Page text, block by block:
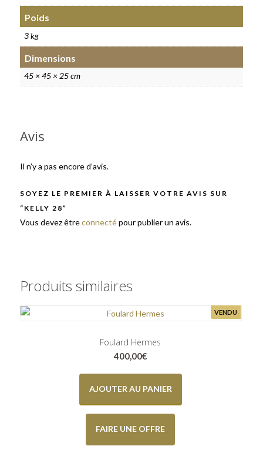
Poids
3 kg
Dimensions
45 × 45 × 25 cm
Avis
Il n’y a pas encore d’avis.
SOYEZ LE PREMIER À LAISSER VOTRE AVIS SUR
“KELLY 28”
Vous devez êtreconnectépour publier un avis.
Produits similaires
VENDU
Foulard Hermes
400,00€
AJOUTER AU PANIER
FAIRE UNE OFFRE